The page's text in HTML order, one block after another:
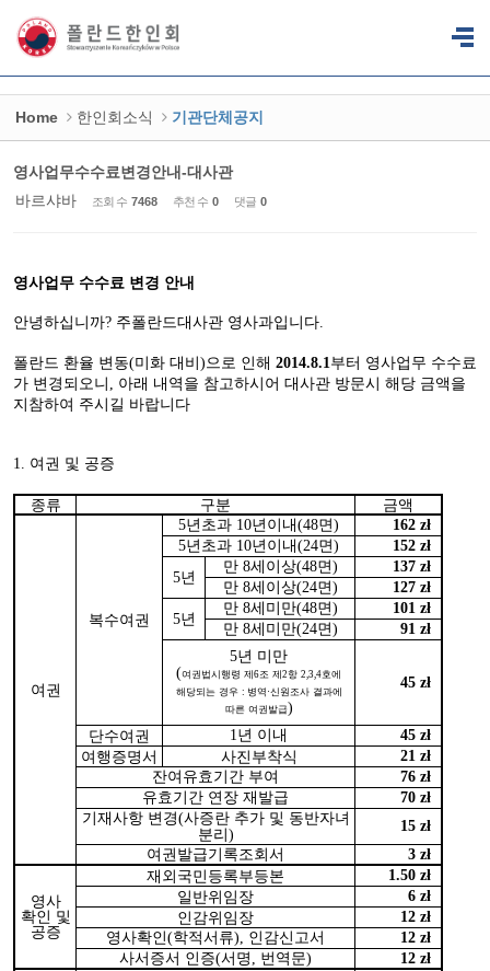
Home 한인회소식 기관단체공지
영사업무수수료변경안내-대사관
바르샤바
조회 수 7468 추천 수 0 댓글 0
영사업무 수수료 변경 안내
안녕하십니까? 주폴란드대사관 영사과입니다.
폴란드 환율 변동(미화 대비) 으로 인해 2014.8.1부터 영사업무 수수료
가 변경되오니 , 아래 내역을 참고하시어 대사관 방문시 해당 금액을
지참하여 주시길 바랍니다
1. 여권 및 공증
종류 구분 금액
여권
복수여권
5년초과 10년이내(48면)
162 zł
5년초과 10년이내(24면)
152 zł
5년
만 8세이상(48면) 137 zł
만 8세이상(24면)
127 zł
5년
만 8세미만(48면) 101 zł
만 8세미만(24면)
91 zł
5년 미만
(여권법시행령 제6조 제2항 2,3,4호에
해당되는 경우 : 병역 ·신원조사 결과에
따른 여권발급)
45 zł
단수여권 1년 이내 45 zł
여행증명서 사진부착식 21 zł
잔여유효기간 부여 76 zł
유효기간 연장 재발급 70 zł
기재사항 변경(사증란 추가 및 동반자녀
분리)
15 zł
여권발급기록조회서 3 zł
영사
확인 및
공증
재외국민등록부등본 1.50 zł
일반위임장 6 zł
인감위임장 12 zł
영사확인(학적서류), 인감신고서 12 zł
사서증서 인증(서명 , 번역문) 12 zł